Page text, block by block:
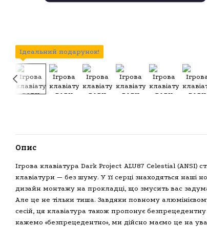
Ідеальний подарунок!
Опис
Ігрова клавіатура Dark Project ALU87 Celestial (ANSI)
клавіатури — без шуму. У її серці знаходяться наші
дизайн монтажу на прокладці, що змусить вас
Але це не тільки тиша. Завдяки повному
сесій, ця клавіатура також пропонує
кажемо «безпрецедентно», ми дійсно маємо це на